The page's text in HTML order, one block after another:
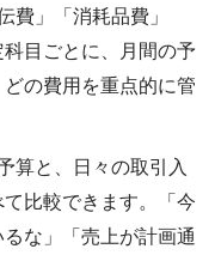
費」「消耗品費」
科目ごとに、月間の予
の費用を重点的に管
算と、日々の取引入
比較できます。「今
な」「売上が計画通